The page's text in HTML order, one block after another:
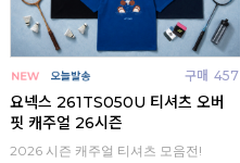
구매 457
요넥스 261TS050U 티셔츠 오버
핏 캐주얼 26시즌
2026 시즌 캐주얼 티셔츠 모음전!